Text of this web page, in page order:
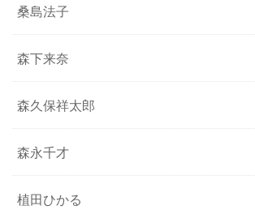
桑島法子
森下来奈
森久保祥太郎
森永千才
植田ひかる